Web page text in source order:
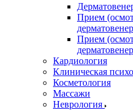
Прием
Прием
Кардиология
Клиническая
Косметология
Массажи
Неврология